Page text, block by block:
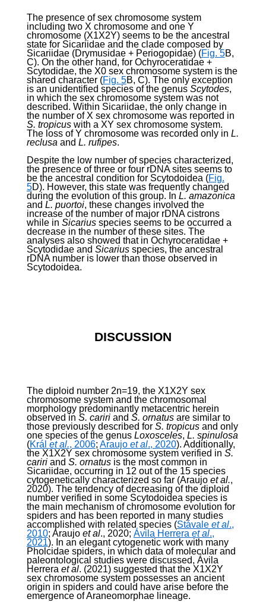
The presence of sex chromosome system
including two X chromosome and one Y
chromosome (X1X2Y) seems to be the ancestral
state for Sicariidae and the clade composed by
Sicariidae (Drymusidae + Periogopidae) (Fig. 5B,
C). On the other hand, for Ochyroceratidae +
Scytodidae, the X0 sex chromosome system is the
shared character (Fig. 5B, C). The only exception
is an unidentified species of the genus Scytodes,
in which the sex chromosome system was not
described. Within Sicariidae, the only change in
the number of X sex chromosome was reported in
S. tropicus with a XY sex chromosome system.
The loss of Y chromosome was recorded only in L.
reclusa and L. rufipes.
Despite the low number of species characterized,
the presence of three or four rDNA sites seems to
be the ancestral condition for Scytodoidea (Fig.
5D). However, this state was frequently changed
during the evolution of this group. In L. amazonica
and L. puortoi, these changes involved the
increase of the number of major rDNA cistrons
while in Sicarius species seems to be occurred a
decrease in the number of these sites. The
analyses also showed that in Ochyroceratidae +
Scytodidae and Sicarius species, the ancestral
rDNA number is lower than those observed in
Scytodoidea.
DISCUSSION
The diploid number 2n=19, the X1X2Y sex
chromosome system and the chromosomal
morphology predominantly metacentric herein
observed in S. cariri and S. ornatus are similar to
those previously described for S. tropicus and only
one species of the genus Loxosceles, L. spinulosa
(Král et al., 2006; Araujo et al., 2020). Additionally,
the X1X2Y sex chromosome system verified in S.
cariri and S. ornatus is the most common in
Sicariidae, occurring in 12 out of the 15 species
cytogenetically characterized so far (Araujo et al.,
2020). The tendency of decreasing of the diploid
number verified in some Scytodoidea species is
the main mechanism of chromosome evolution for
spiders and has been reported in many studies
accomplished with related species (Stávale et al.,
2010; Araujo et al., 2020; Ávila Herrera et al.,
2021). In an elegant cytogenetic work with many
Pholcidae spiders, in which data of molecular and
paleontological studies were discussed, Ávila
Herrera et al. (2021) suggested that the X1X2Y
sex chromosome system possesses an ancient
origin in spiders and could have arise before the
emergence of Araneomorphae lineage.